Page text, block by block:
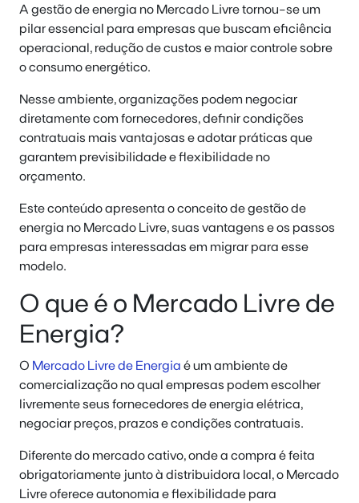
A gestão de energia no Mercado Livretornou-se um
pilar essencial para empresas que buscam eficiência
operacional, redução de custos e maior controle sobre
o consumo energético.
Nesse ambiente, organizações podem negociar
diretamente com fornecedores, definir condições
contratuais mais vantajosas e adotar práticas que
garantem previsibilidade e flexibilidade no
orçamento.
Este conteúdo apresenta o conceito de gestão de
energia no Mercado Livre, suas vantagens e os passos
para empresas interessadas em migrar para esse
modelo.
O que é o Mercado Livre de
Energia?
O Mercado Livre de Energia é um ambiente de
comercialização no qual empresas podem escolher
livremente seus fornecedores de energia elétrica,
negociar preços, prazos e condições contratuais.
Diferente do mercado cativo, onde a compra é feita
obrigatoriamente junto à distribuidora local, o Mercado
Livre oferece autonomia e flexibilidade para